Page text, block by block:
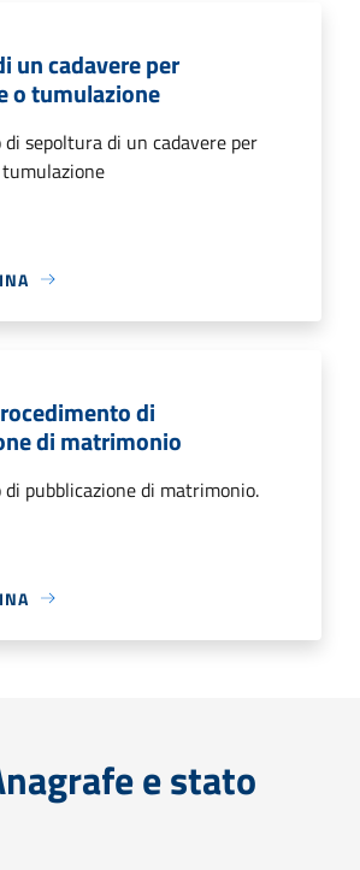
un cadavere per
o tumulazione
sepoltura di un cadavere per
di
di matrimonio
pubblicazione di matrimonio.
e stato